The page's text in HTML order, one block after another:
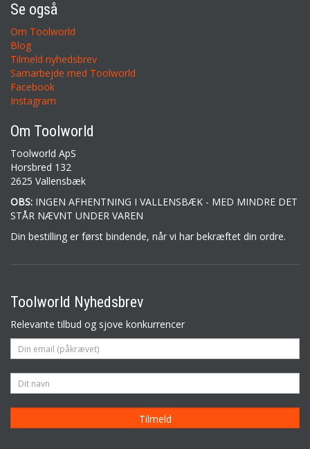
Se også
Om Toolworld
Blog
Tilmeld nyhedsbrev
Samarbejde med Toolworld
Facebook
Instagram
Om Toolworld
Toolworld ApS
Horsbred 132
2625 Vallensbæk
OBS: INGEN AFHENTNING I VALLENSBÆK - MED MINDRE DET
STÅR NÆVNT UNDER VAREN
Din bestilling er først bindende, når vi har bekræftet din ordre.
Toolworld Nyhedsbrev
Relevante tilbud og sjove konkurrencer